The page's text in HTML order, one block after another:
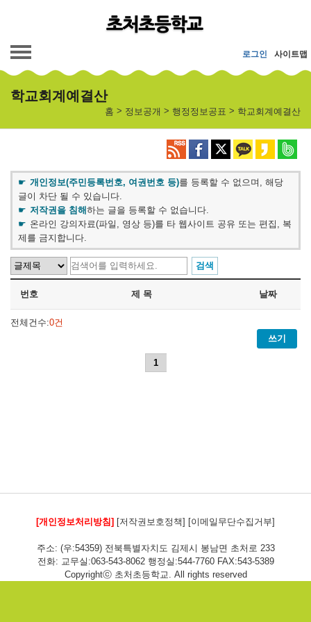
로그인 사이트맵
학교회계예결산
홈 > 정보공개 > 행정정보공표 > 학교회계예결산
개인정보(주민등록번호, 여권번호 등)를 등록할 수 없으며, 해당
글이 차단 될 수 있습니다.
저작권을 침해하는 글을 등록할 수 없습니다.
온라인 강의자료(파일, 영상 등)를 타 웹사이트 공유 또는 편집, 복
제를 금지합니다.
번호 제 목 날짜
전체건수:0건
쓰기
1
[개인정보처리방침] [저작권보호정책] [이메일무단수집거부]
주소: (우:54359) 전북특별자치도 김제시 봉남면 초처로 233
전화: 교무실:063-543-8062 행정실:544-7760 FAX:543-5389
Copyrightⓒ 초처초등학교. All rights reserved